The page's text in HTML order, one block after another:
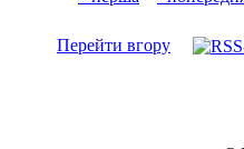
Перейти вгору